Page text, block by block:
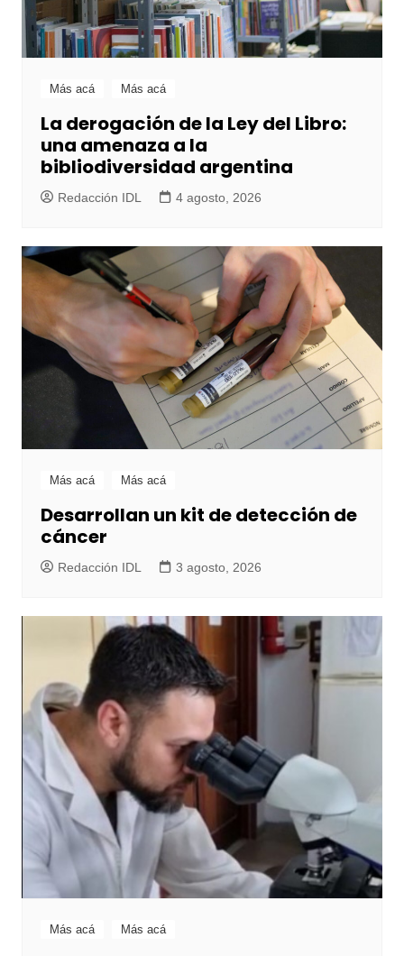
Más acá Más acá
La derogación de la Ley del Libro:
una amenaza a la
bibliodiversidad argentina
Redacción IDL 4 agosto, 2026
Más acá Más acá
Desarrollan un kit de detección de
cáncer
Redacción IDL 3 agosto, 2026
Más acá Más acá